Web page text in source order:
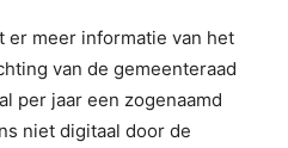
er meer informatie van het
van de gemeenteraad
per jaar een zogenaamd
niet digitaal door de